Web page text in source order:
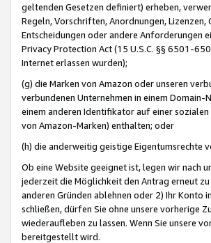
geltenden Gesetzen definiert) erheben,
Regeln, Vorschriften, Anordnungen,
Entscheidungen oder andere Anforderungen
Privacy Protection Act (15 U.S.C. §§ 6501-
Internet erlassen wurden);
(g) die Marken von Amazon oder unseren
verbundenen Unternehmen in einem
einem anderen Identifikator auf einer
von Amazon-Marken) enthalten; oder
(h) die anderweitig geistige Eigentumsrechte
Ob eine Website geeignet ist, legen wir nach
jederzeit die Möglichkeit den Antrag erneut
anderen Gründen ablehnen oder 2) Ihr Konto
schließen, dürfen Sie ohne unsere vorherige
wiederaufleben zu lassen. Wenn Sie unsere
bereitgestellt wird.